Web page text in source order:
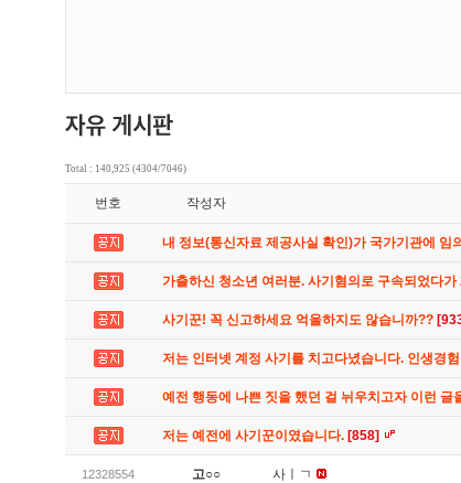
Total : 140,925 (4304/7046)
번호 작성자
내 정보(통신자료 제공사실 확인)가 국가기관에 임
가출하신 청소년 여러분. 사기혐의로 구속되었다
사기꾼! 꼭 신고하세요 억울하지도 않습니까??
저는 인터넷 계정 사기를 치고다녔습니다. 인생경
예전 행동에 나쁜 짓을 했던 걸 뉘우치고자 이런 글
저는 예전에 사기꾼이였습니다. [858]
12328554 고○○ 사ㅣㄱ